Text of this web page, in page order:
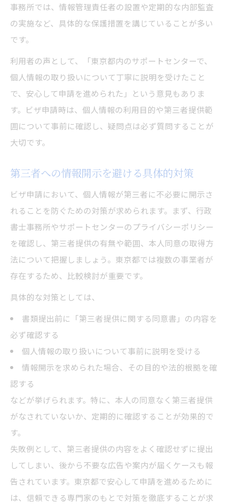
事務所では、情報管理責任者の設置や定期的な内部監査
の実施など、具体的な保護措置を講じていることが多い
です。
利用者の声として、「東京都内のサポートセンターで、
個人情報の取り扱いについて丁寧に説明を受けたこと
で、安心して申請を進められた」という意見もありま
す。ビザ申請時は、個人情報の利用目的や第三者提供範
囲について事前に確認し、疑問点は必ず質問することが
大切です。
第三者への情報開示を避ける具体的対策
ビザ申請において、個人情報が第三者に不必要に開示さ
れることを防ぐための対策が求められます。まず、行政
書士事務所やサポートセンターのプライバシーポリシー
を確認し、第三者提供の有無や範囲、本人同意の取得方
法について把握しましょう。東京都では複数の事業者が
存在するため、比較検討が重要です。
具体的な対策としては、
書類提出前に「第三者提供に関する同意書」の内容を
必ず確認する
個人情報の取り扱いについて事前に説明を受ける
情報開示を求められた場合、その目的や法的根拠を確
認する
などが挙げられます。特に、本人の同意なく第三者提供
がなされていないか、定期的に確認することが効果的で
す。
失敗例として、第三者提供の内容をよく確認せずに提出
してしまい、後から不要な広告や案内が届くケースも報
告されています。東京都で安心して申請を進めるために
は、信頼できる専門家のもとで対策を徹底することが求